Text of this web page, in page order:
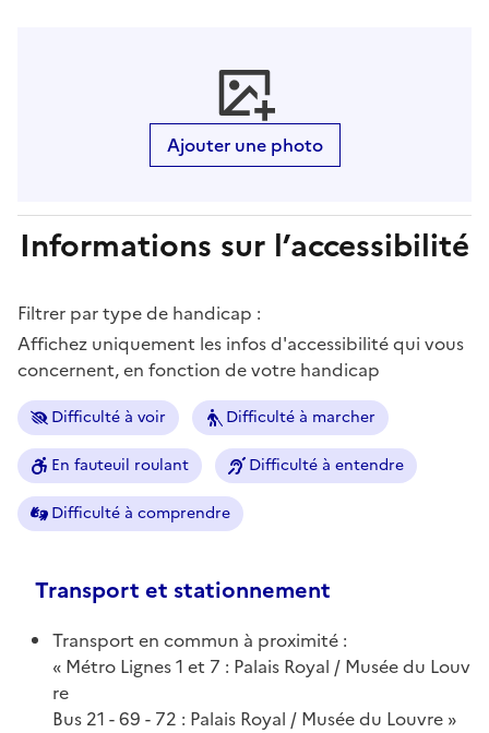
Ajouter une photo
Informations sur l’accessibilité
Filtrer par type de handicap :
Affichez uniquement les infos d'accessibilité qui vous
concernent, en fonction de votre handicap
Difficulté à voir Difficulté à marcher
En fauteuil roulant Difficulté à entendre
Difficulté à comprendre
Transport et stationnement
Transport en commun à proximité :
Métro Lignes 1 et 7 : Palais Royal / Musée du Louv
re
Bus 21 - 69 - 72 : Palais Royal / Musée du Louvre